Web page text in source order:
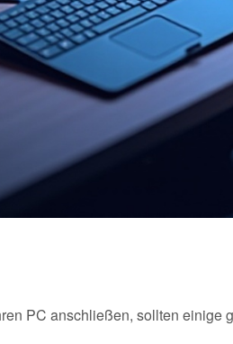
PC anschließen, sollten einige